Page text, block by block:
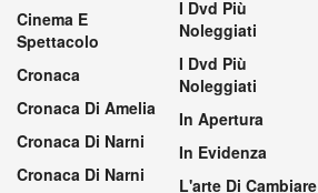
Cinema E
Spettacolo
Cronaca
Cronaca Di Amelia
Cronaca Di Narni
Cronaca Di Narni
I Dvd Più
Noleggiati
I Dvd Più
Noleggiati
In Apertura
In Evidenza
L'arte Di Cambiare